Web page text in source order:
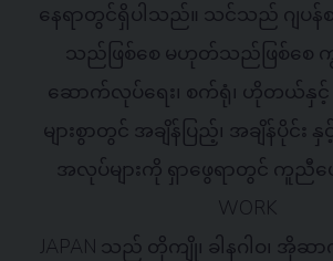
နေရာတွင်ရှိပါသည်။ သင်သည် ဂျပန်စ
သည်ဖြစ်စေ မဟုတ်သည်ဖြစ်စေ
ဆောက်လုပ်ရေး၊ စက်ရုံ၊ ဟိုတယ်နှင့်
များစွာတွင် အချိန်ပြည့်၊ အချိန်ပိုင်း နှ
အလုပ်များကို ရှာဖွေရာတွင် ကူညီပ
WORK
JAPAN သည် တိုကျို၊ ခါနဂါဝ၊ အိုဆာ